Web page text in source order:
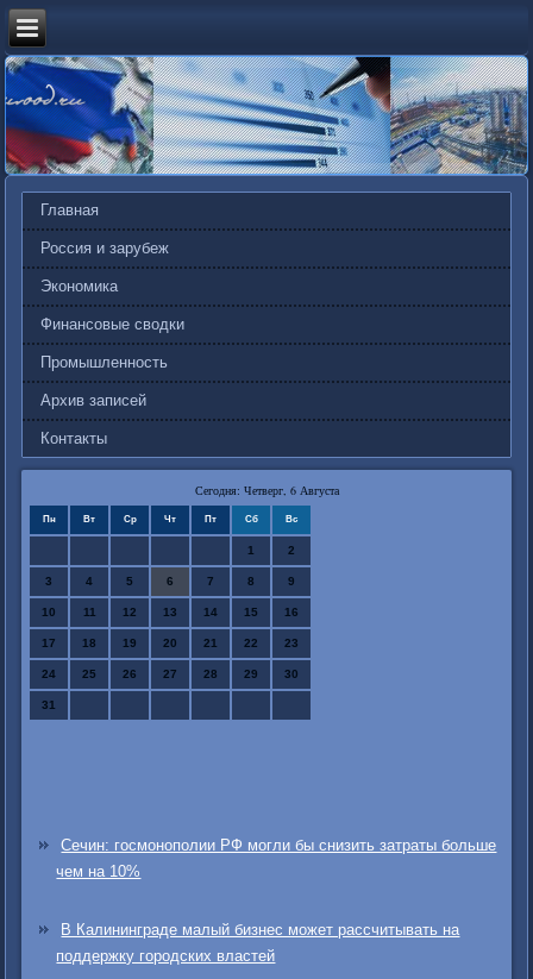
Главная
Россия и зарубеж
Экономика
Финансовые сводки
Промышленность
Архив записей
Контакты
Сегодня: Четверг, 6 Августа
Пн Вт Ср Чт Пт Сб Вс
1 2
3 4 5 6 7 8 9
10 11 12 13 14 15 16
17 18 19 20 21 22 23
24 25 26 27 28 29 30
31
Сечин: госмонополии РФ могли бы снизить затраты больше
чем на 10%
В Калининграде малый бизнес может рассчитывать на
поддержку городских властей